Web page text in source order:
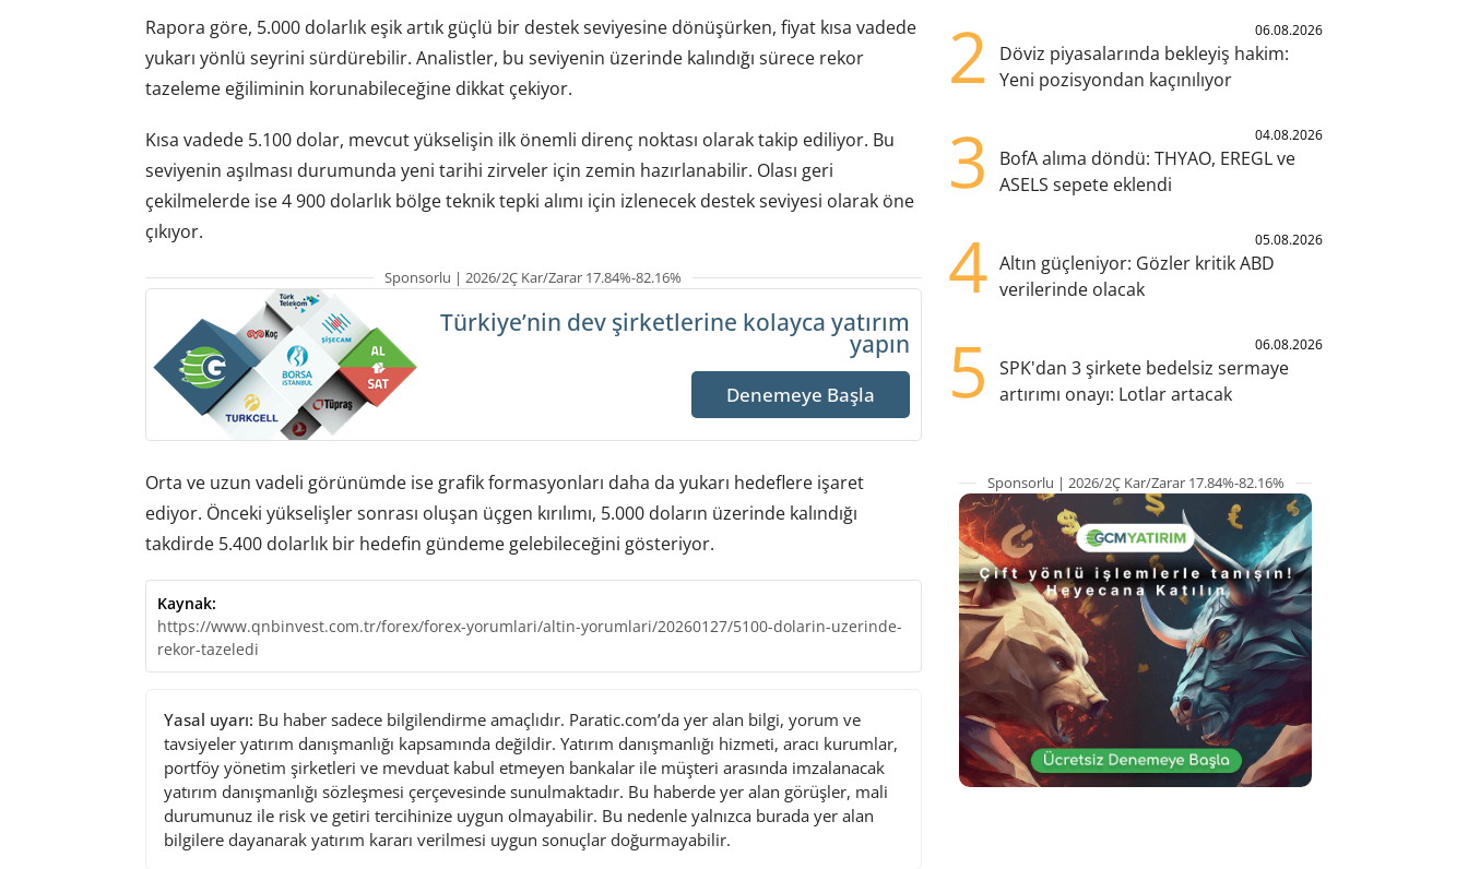
Rapora göre, 5.000 dolarlık eşik artık güçlü bir destek seviyesine dönüşürken, fiyat kısa vadede
yukarı yönlü seyrini sürdürebilir. Analistler, bu seviyenin üzerinde kalındığı sürece rekor
tazeleme eğiliminin korunabileceğine dikkat çekiyor.
Kısa vadede 5.100 dolar, mevcut yükselişin ilk önemli direnç noktası olarak takip ediliyor. Bu
seviyenin aşılması durumunda yeni tarihi zirveler için zemin hazırlanabilir. Olası geri
çekilmelerde ise 4 900 dolarlık bölge teknik tepki alımı için izlenecek destek seviyesi olarak öne
çıkıyor.
Sponsorlu | 2026/2Ç Kar/Zarar 17.84%-82.16%
Türkiye’nin dev şirketlerine kolayca yatırım
yapın
Denemeye Başla
Orta ve uzun vadeli görünümde ise grafik formasyonları daha da yukarı hedeflere işaret
ediyor. Önceki yükselişler sonrası oluşan üçgen kırılımı, 5.000 doların üzerinde kalındığı
takdirde 5.400 dolarlık bir hedefin gündeme gelebileceğini gösteriyor.
Kaynak:
https://www.qnbinvest.com.tr/forex/forex-yorumlari/altin-yorumlari/20260127/5100-dolarin-uzerinde-
rekor-tazeledi
Yasal uyarı: Bu haber sadece bilgilendirme amaçlıdır. Paratic.com’da yer alan bilgi, yorum ve
tavsiyeler yatırım danışmanlığı kapsamında değildir. Yatırım danışmanlığı hizmeti, aracı kurumlar,
portföy yönetim şirketleri ve mevduat kabul etmeyen bankalar ile müşteri arasında imzalanacak
yatırım danışmanlığı sözleşmesi çerçevesinde sunulmaktadır. Bu haberde yer alan görüşler, mali
durumunuz ile risk ve getiri tercihinize uygun olmayabilir. Bu nedenle yalnızca burada yer alan
bilgilere dayanarak yatırım kararı verilmesi uygun sonuçlar doğurmayabilir.
2 06.08.2026
Döviz piyasalarında bekleyiş hakim:
Yeni pozisyondan kaçınılıyor
3 04.08.2026
BofA alıma döndü: THYAO, EREGL ve
ASELS sepete eklendi
4 05.08.2026
Altın güçleniyor: Gözler kritik ABD
verilerinde olacak
5 06.08.2026
SPK'dan 3 şirkete bedelsiz sermaye
artırımı onayı: Lotlar artacak
Sponsorlu | 2026/2Ç Kar/Zarar 17.84%-82.16%